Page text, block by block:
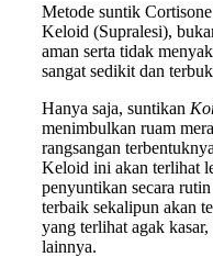
Metode suntik
Keloid (Supralesi),
aman serta tidak
sangat sedikit dan
Hanya saja, suntikan
menimbulkan ruam
rangsangan
Keloid ini akan terlihat
penyuntikan secara
terbaik sekalipun akan
yang terlihat agak
lainnya.